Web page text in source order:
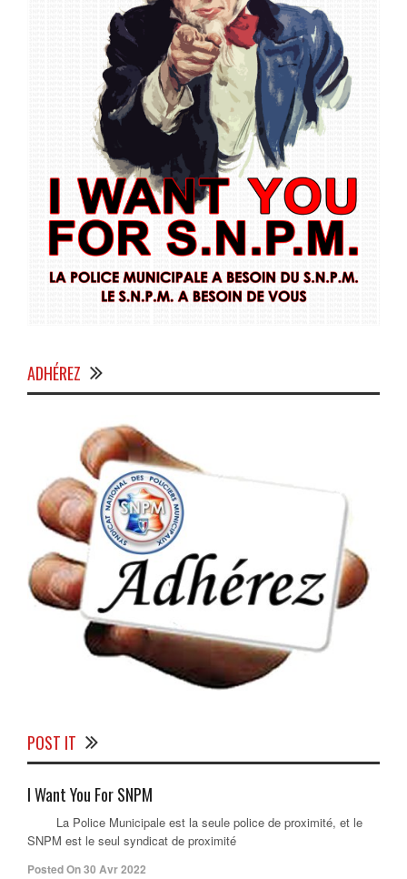
ADHÉREZ
POST IT
I Want You For SNPM
La Police Municipale est la seule police de proximité, et le
SNPM est le seul syndicat de proximité
Posted On 30 Avr 2022